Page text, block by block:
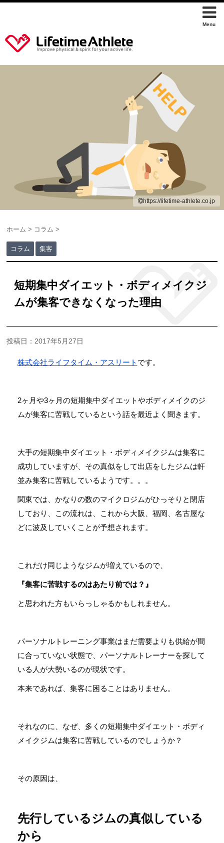
https://lifetime-athlete.co.jp
ホーム > コラム >
コラム 集客
短期集中ダイエット・ボディメイクジ
ムが集客できなくなった理由
投稿日：2017年5月27日
株式会社ライフタイム・アスリート です。
2ヶ月や3ヶ月の短期集中ダイエットやボディメイクのジ
ムが集客に苦戦しているという話を最近よく聞きます。
大手の短期集中ダイエット・ボディメイクジムは集客に
成功していますが、その真似をして出店をしたジムは軒
並み集客に苦戦しているようです。。。
関東では、かなりの数のマイクロジムがひっそりと閉店
しており、この流れは、これから大阪、福岡、名古屋な
どに波及していくことが予想されます。
これだけ同じようなジムが増えているので、
『集客に苦戦するのはあたり前では？』
と思われた方もいらっしゃるかもしれません。
パーソナルトレーニング事業はまだ需要よりも供給が間
に合っていない状態で、パーソナルトレーナーを探して
いる人が大勢いるのが現状です。
本来であれば、集客に困ることはありません。
それなのに、なぜ、多くの短期集中ダイエット・ボディ
メイクジムは集客に苦戦しているのでしょうか？
その原因は、
先行しているジムの真似している
から